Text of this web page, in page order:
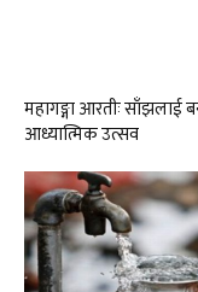
महागङ्गा आरतीः साँझलाई
आध्यात्मिक उत्सव